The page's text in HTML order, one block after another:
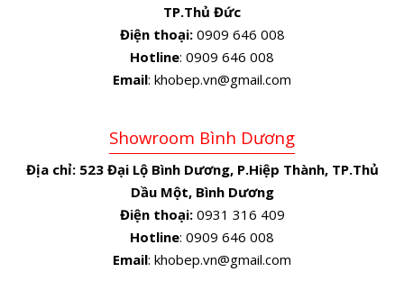
TP.Thủ Đức
Điện thoại:0909 646 008
Hotline: 0909 646 008
Email: khobep.vn@gmail.com
Showroom Bình Dương
Địa chỉ: 523 Đại Lộ Bình Dương, P.Hiệp Thành, TP.Thủ
Dầu Một, Bình Dương
Điện thoại:0931 316 409
Hotline: 0909 646 008
Email: khobep.vn@gmail.com